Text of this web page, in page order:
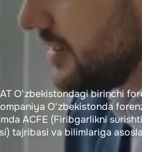
O‘zbekistondagi birinchi
O‘zbekistonda
ACFE (Firibgarlikni
tajribasi va bilimlariga